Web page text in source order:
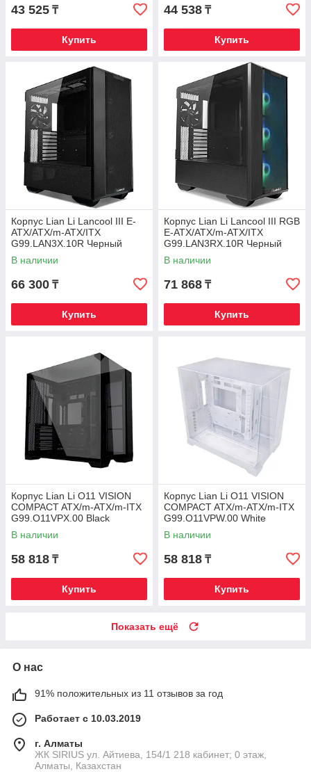
43 525 ₸
Купить
44 538 ₸
Купить
Корпус Lian Li Lancool III E-
ATX/ATX/m-ATX/ITX
G99.LAN3X.10R Черный
В наличии
66 300 ₸
Купить
Корпус Lian Li Lancool III RGB
E-ATX/ATX/m-ATX/ITX
G99.LAN3RX.10R Черный
В наличии
71 868 ₸
Купить
Корпус Lian Li O11 VISION
COMPACT ATX/m-ATX/m-ITX
G99.O11VPX.00 Black
В наличии
58 818 ₸
Купить
Корпус Lian Li O11 VISION
COMPACT ATX/m-ATX/m-ITX
G99.O11VPW.00 White
В наличии
58 818 ₸
Купить
Показать ещё
О нас
91% положительных из 11 отзывов за год
Работает с 10.03.2019
г. Алматы
​ЖК SIRIUS​ ул. Айтиева, 154/1​ 218 кабинет; 0 этаж,
Алматы, Казахстан